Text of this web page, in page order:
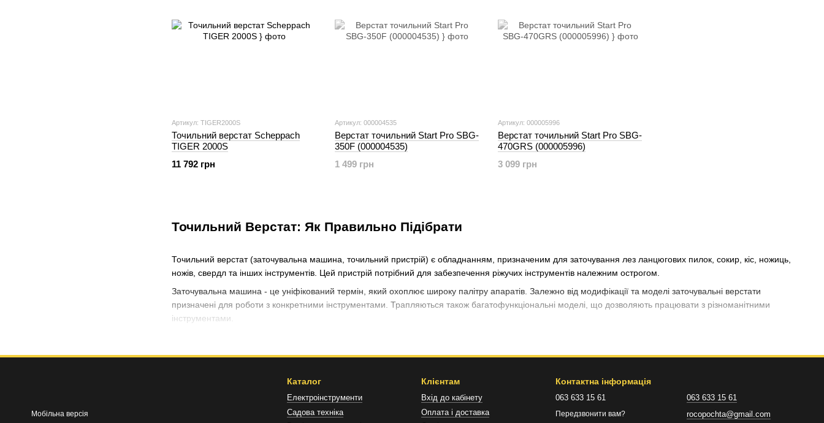
Точильний Верстат: Як Правильно Підібрати
Точильний верстат (заточувальна машина, точильний пристрій) є обладнанням, призначеним для заточування лез ланцюгових пилок, сокир, кіс, ножиць,
ножів, свердл та інших інструментів. Цей пристрій потрібний для забезпечення ріжучих інструментів належним острогом.
Заточувальна машина - це уніфікований термін, який охоплює широку палітру апаратів. Залежно від модифікації та моделі заточувальні верстати
призначені для роботи з конкретними інструментами. Трапляються також багатофункціональні моделі, що дозволяють працювати з різноманітними
інструментами.
Верстат точильний: Основні Види
Будова заточувального верстата безпосередньо визначає, які інструменти він зможе обробляти, а також зручність в експлуатації для осіб без
Артикул: TIGER2000S
Точильний верстат Scheppach
TIGER 2000S
11 792 грн
Артикул: 000004535
Верстат точильний Start Pro SBG-
350F (000004535)
1 499 грн
Артикул: 000005996
Верстат точильний Start Pro SBG-
470GRS (000005996)
3 099 грн
Мобільна версія
Каталог
Електроінструменти
Садова техніка
Клієнтам
Вхід до кабінету
Оплата і доставка
Контактна інформація
063 633 15 61
Передзвонити вам?
063 633 15 61
rocopochta@gmail.com